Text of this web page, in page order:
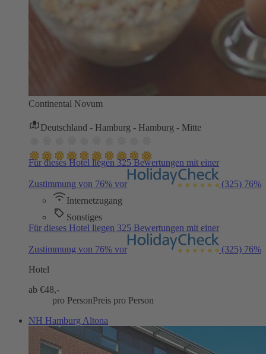
Continental Novum
Deutschland - Hamburg - Hamburg - Mitte
Für dieses Hotel liegen 325 Bewertungen mit einer
Zustimmung von 76% vor (325) 76%
Internetzugang
Sonstiges
Für dieses Hotel liegen 325 Bewertungen mit einer
Zustimmung von 76% vor (325) 76%
Hotel
ab €48,-
pro PersonPreis pro Person
NH Hamburg Altona